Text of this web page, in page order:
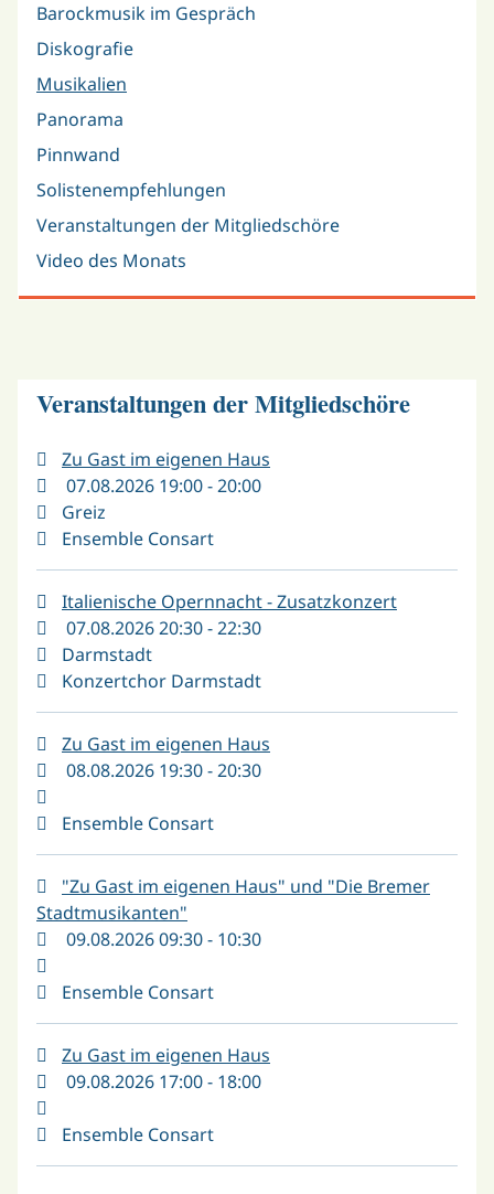
Barockmusik im Gespräch
Diskografie
Musikalien
Panorama
Pinnwand
Solistenempfehlungen
Veranstaltungen der Mitgliedschöre
Video des Monats
Veranstaltungen der Mitgliedschöre
Zu Gast im eigenen Haus
07.08.2026 19:00 - 20:00
Greiz
Ensemble Consart
Italienische Opernnacht - Zusatzkonzert
07.08.2026 20:30 - 22:30
Darmstadt
Konzertchor Darmstadt
Zu Gast im eigenen Haus
08.08.2026 19:30 - 20:30
Ensemble Consart
"Zu Gast im eigenen Haus" und "Die Bremer
Stadtmusikanten"
09.08.2026 09:30 - 10:30
Ensemble Consart
Zu Gast im eigenen Haus
09.08.2026 17:00 - 18:00
Ensemble Consart